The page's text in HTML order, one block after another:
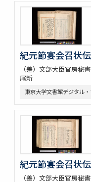
紀元節宴会召状
（差）文部大臣官房
尾新
東京大学文書館デジタル
紀元節宴会召状
（差）文部大臣官房